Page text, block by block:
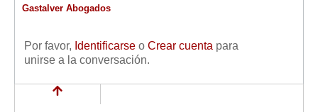
Gastalver Abogados
Por favor, Identificarse o Crear cuenta para
unirse a la conversación.